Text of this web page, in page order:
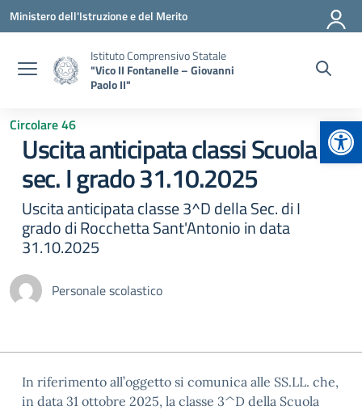
Vai ai contenuti
Vai al menu di navigazione
Vai al footer
Ministero dell'Istruzione e del Merito
Istituto Comprensivo Statale
"Vico II Fontanelle – Giovanni
Paolo II"
Circolare 46
Uscita anticipata classi Scuola
sec. I grado 31.10.2025
Uscita anticipata classe 3^D della Sec. di I
grado di Rocchetta Sant'Antonio in data
31.10.2025
Personale scolastico
In riferimento all’oggetto si comunica alle SS.LL. che,
in data 31 ottobre 2025, la classe 3^D della Scuola